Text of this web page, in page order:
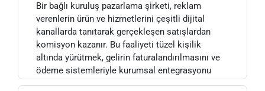
Bir bağlı kuruluş pazarlama şirketi, reklam
verenlerin ürün ve hizmetlerini çeşitli dijital
kanallarda tanıtarak gerçekleşen satışlardan
komisyon kazanır. Bu faaliyeti tüzel kişilik
altında yürütmek, gelirin faturalandırılmasını ve
ödeme sistemleriyle kurumsal entegrasyonu
sağlar.